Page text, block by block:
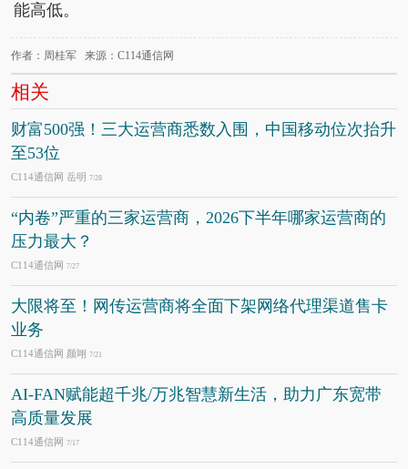
能高低。
作者：周桂军 来源：C114通信网
相关
财富500强！三大运营商悉数入围，中国移动位次抬升
至53位
C114通信网 岳明 7/28
“内卷”严重的三家运营商，2026下半年哪家运营商的
压力最大？
C114通信网 7/27
大限将至！网传运营商将全面下架网络代理渠道售卡
业务
C114通信网 颜翊 7/21
AI-FAN赋能超千兆/万兆智慧新生活，助力广东宽带
高质量发展
C114通信网 7/17